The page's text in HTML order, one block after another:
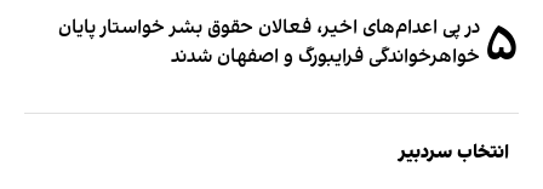
۵ در پی اعدام‌های اخیر، فعالان حقوق بشر خواستار پایان
خواهرخواندگی فرایبورگ و اصفهان شدند
انتخاب سردبیر